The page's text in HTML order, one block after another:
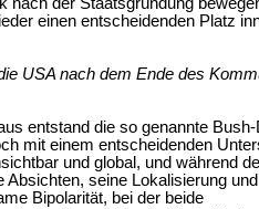
einen entscheidenden Platz
USA nach dem Ende des
entstand die so genannte
mit einem entscheidenden
und global, und während
seine Lokalisierung
Bipolarität, bei der beide